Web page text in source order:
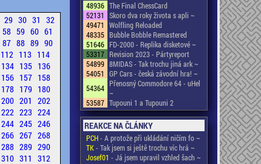
29 30 31 32
58 59 60 61
87 88 89 90
112 113 114
134 135 136
156 157 158
178 179 180
200 201 202
222 223 224
244 245 246
266 267 268
288 289 290
310 311 312
48936 The Final ChessCard
52131
Skoro dva roky života s apli ~
49471
Wolfling Reloaded
48335 Bubble Bobble Remastered
51646 FD-2000 - Replika disketové ~
53317 Revision 2023 - Pártyreport
54899 8MIDAS - Tak trochu jiná ark ~
54051
GP Cars - česká závodní hra! ~
54364 Přenosný Commodore 64 - uHel
~
53587 Tupouni 1 a Tupouni 2
REAKCE NA ČLÁNKY
PCH- A protože při ukládání ničím fo ~
TK- Tak jsem si ještě trochu víc hrá ~
Josef01 - Já jsem upravil vzhled šach ~